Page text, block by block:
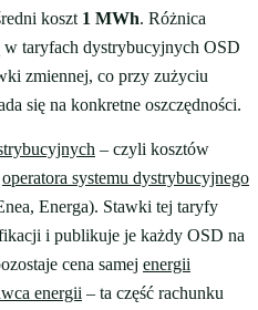
koszt 1 MWh. Różnica
w taryfach dystrybucyjnych OSD
zmiennej, co przy zużyciu
się na konkretne oszczędności.
– czyli kosztów
operatora systemu dystrybucyjnego
Energa). Stawki tej taryfy
i publikuje je każdy OSD na
cena samej energii
energii – ta część rachunku